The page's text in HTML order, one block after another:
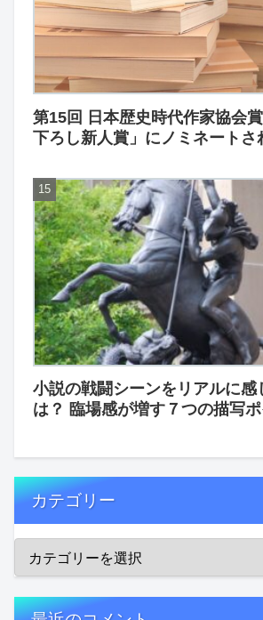
第15回 日本歴史時代作家協会
下ろし新人賞」にノミネートさ
小説の戦闘シーンをリアルに感
は？ 臨場感が増す７つの描写ポ
カテゴリー